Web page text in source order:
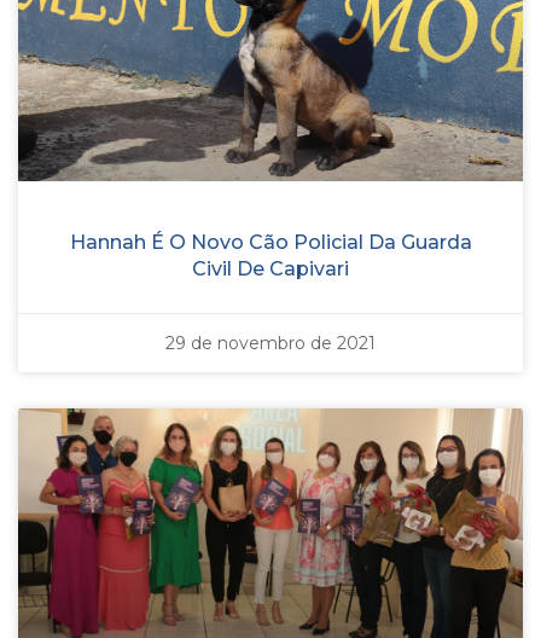
Hannah É O Novo Cão Policial Da Guarda
Civil De Capivari
29 de novembro de 2021